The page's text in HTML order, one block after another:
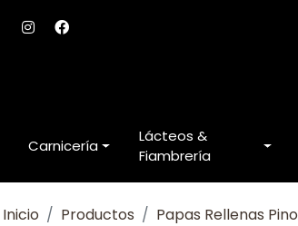
Carnicería
Lácteos &
Fiambrería
Inicio Productos Papas Rellenas Pino